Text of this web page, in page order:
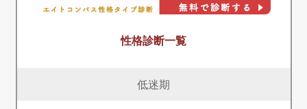
性格診断一覧
低迷期